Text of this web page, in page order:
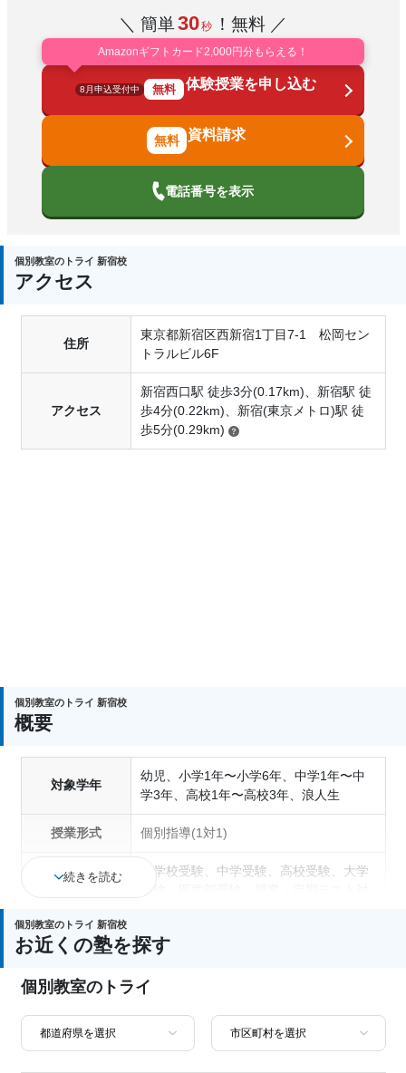
＼ 簡単30秒 ！無料 ／
Amazonギフトカード2,000円分もらえる！
8月申込受付中 無料 体験授業を申し込む
資料請求
電話番号を表示
個別教室のトライ 新宿校
アクセス
住所
東京都新宿区西新宿1丁目7-1 松岡セン
トラルビル6F
アクセス
新宿西口駅 徒歩3分(0.17km)、新宿駅 徒
歩4分(0.22km)、新宿(東京メトロ)駅 徒
歩5分(0.29km)
個別教室のトライ 新宿校
概要
対象学年
幼児、小学1年〜小学6年、中学1年〜中
学3年、高校1年〜高校3年、浪人生
授業形式 個別指導(1対1)
通塾の目的
小学校受験、中学受験、高校受験、大学
別特化対策、国公立大対策、私大対策、
漢検(漢字検定)対策、数学特化対策、英
続きを読む
個別教室のトライ 新宿校
お近くの塾を探す
個別教室のトライ